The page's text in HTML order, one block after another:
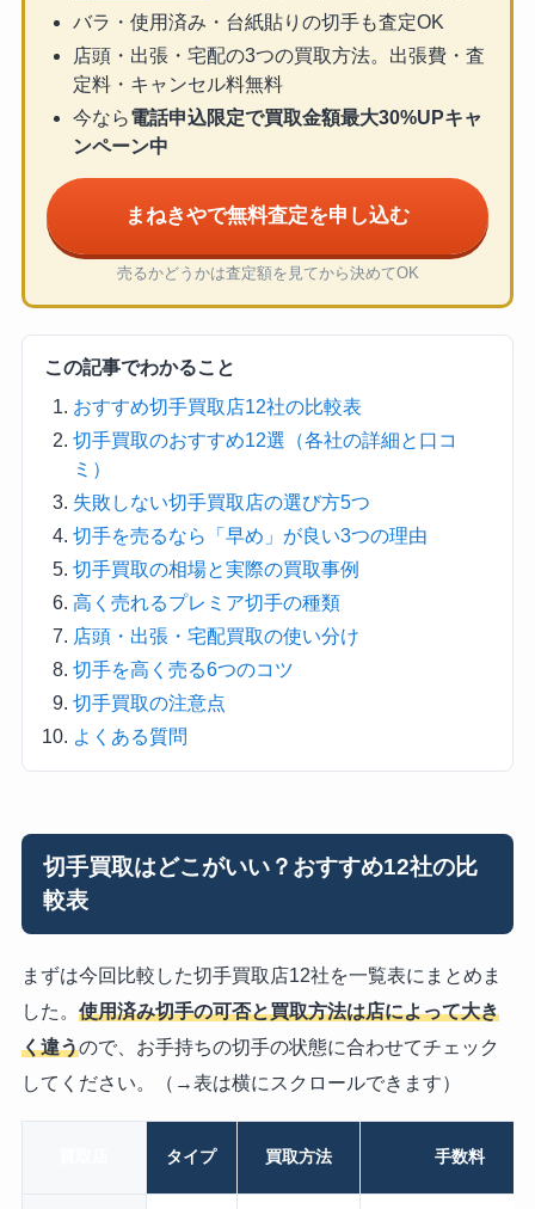
バラ・使用済み・台紙貼りの切手も査定OK
店頭・出張・宅配の3つの買取方法。出張費・査
定料・キャンセル料無料
今なら電話申込限定で買取金額最大30%UPキャ
ンペーン中
まねきやで無料査定を申し込む
売るかどうかは査定額を見てから決めてOK
この記事でわかること
おすすめ切手買取店12社の比較表
切手買取のおすすめ12選（各社の詳細と口コ
ミ）
失敗しない切手買取店の選び方5つ
切手を売るなら「早め」が良い3つの理由
切手買取の相場と実際の買取事例
高く売れるプレミア切手の種類
店頭・出張・宅配買取の使い分け
切手を高く売る6つのコツ
切手買取の注意点
よくある質問
切手買取はどこがいい？おすすめ12社の比
較表
まずは今回比較した切手買取店12社を一覧表にまとめま
した。 使用済み切手の可否と買取方法は店によって大き
く違うので、お手持ちの切手の状態に合わせてチェック
してください。（→表は横にスクロールできます）
タイプ 買取方法 手数料